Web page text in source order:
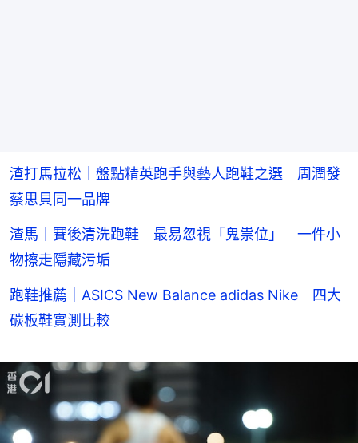
渣打馬拉松｜盤點精英跑手與藝人跑鞋之選 周潤發
蔡思貝同一品牌
渣馬｜賽後清洗跑鞋 最易忽視「鬼祟位」 一件小
物擦走隱藏污垢
跑鞋推薦｜ASICS New Balance adidas Nike 四大
碳板鞋實測比較